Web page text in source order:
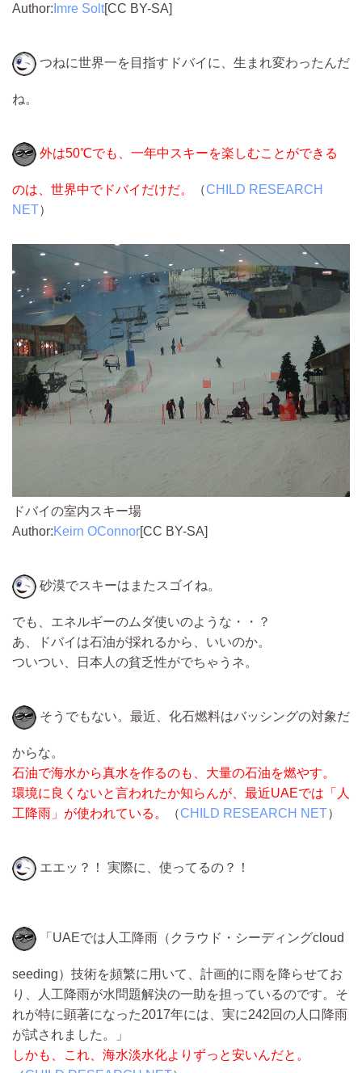
Author: Imre Solt[CC BY-SA]
つねに世界一を目指すドバイに、生まれ変わったんだ
ね。
外は50℃でも、一年中スキーを楽しむことができる
のは、世界中でドバイだけだ。 （CHILD RESEARCH
NET）
ドバイの室内スキー場
Author:Keirn OConnor[CC BY-SA]
砂漠でスキーはまたスゴイね。
でも、エネルギーのムダ使いのような・・？
あ、ドバイは石油が採れるから、いいのか。
ついつい、日本人の貧乏性がでちゃうネ。
そうでもない。最近、化石燃料はバッシングの対象だ
からな。
石油で海水から真水を作るのも、大量の石油を燃やす。
環境に良くないと言われたか知らんが、最近UAEでは「人
工降雨」が使われている。
（CHILD RESEARCH NET）
エエッ？！ 実際に、使ってるの？！
「UAEでは人工降雨（クラウド・シーディングcloud
seeding）技術を頻繁に用いて、計画的に雨を降らせてお
り、人工降雨が水問題解決の一助を担っているのです。そ
れが特に顕著になった2017年には、実に242回の人口降雨
が試されました。」
しかも、これ、海水淡水化よりずっと安いんだと。